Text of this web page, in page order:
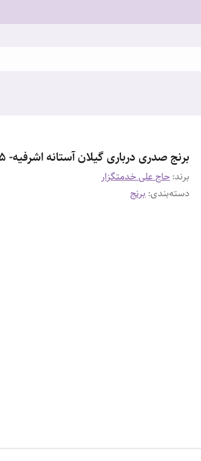
برنج صدری درباری گیلان آستانه اشرفیه- 5کیلوگرم
برند:حاج علی خدمتگزار
دسته‌بندی:برنج